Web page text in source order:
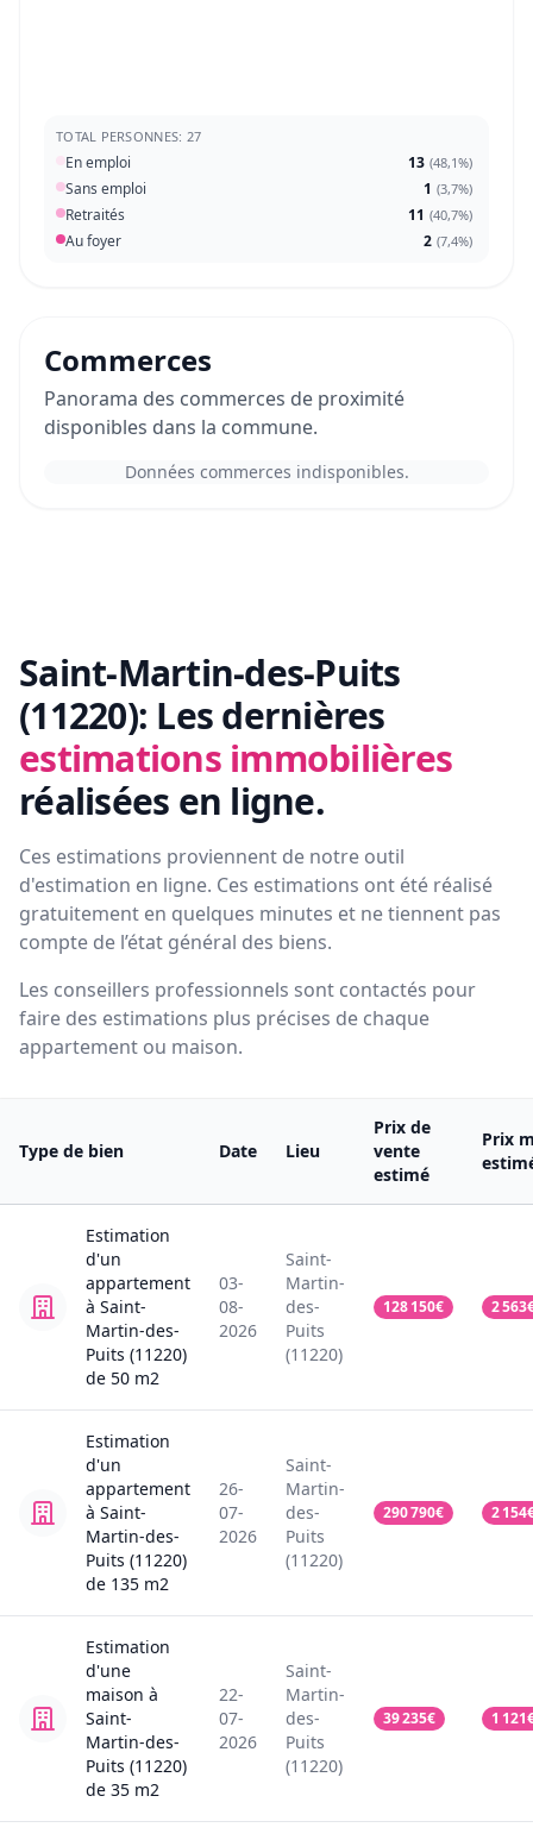
TOTAL PERSONNES: 27
En emploi 13 (48,1%)
Sans emploi 1 (3,7%)
Retraités 11 (40,7%)
Au foyer 2 (7,4%)
Commerces
Panorama des commerces de proximité
disponibles dans la commune.
Données commerces indisponibles.
Saint-Martin-des-Puits
(11220): Les dernières
estimations immobilières
réalisées en ligne.
Ces estimations proviennent de notre outil
d'estimation en ligne. Ces estimations ont été réalisé
gratuitement en quelques minutes et ne tiennent pas
compte de l’état général des biens.
Les conseillers professionnels sont contactés pour
faire des estimations plus précises de chaque
appartement ou maison.
Type de bien Date Lieu
Prix de
vente
estimé
Prix
Estimation
d'un
appartement
à Saint-
Martin-des-
Puits (11220)
de 50 m2
03-
08-
2026
Saint-
Martin-
des-
Puits
(11220)
128 150€ 2 563
Estimation
d'un
appartement
à Saint-
Martin-des-
Puits (11220)
de 135 m2
26-
07-
2026
Saint-
Martin-
des-
Puits
(11220)
290 790€ 2 154
Estimation
d'une
maison à
Saint-
Martin-des-
Puits (11220)
de 35 m2
22-
07-
2026
Saint-
Martin-
des-
Puits
(11220)
39 235€ 1 121